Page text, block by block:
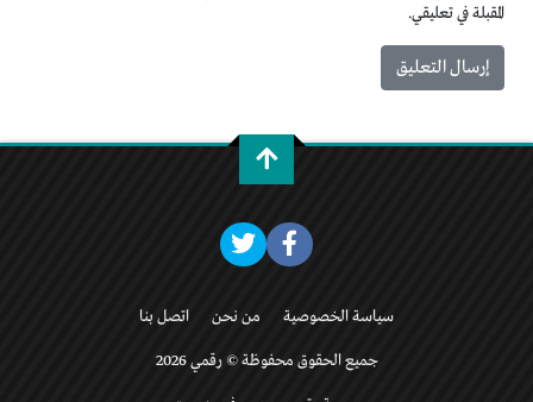
المقبلة في تعليقي.
سياسة الخصوصية من نحن اتصل بنا
جميع الحقوق محفوظة © رقمي 2026